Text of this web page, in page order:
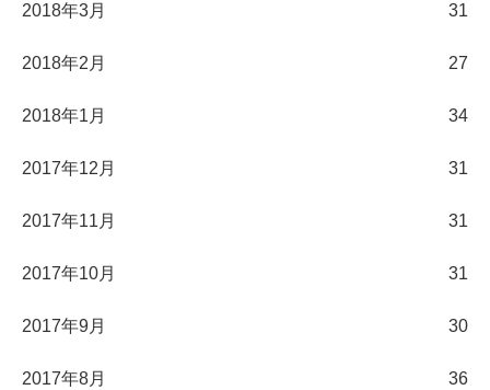
2018年3月 31
2018年2月 27
2018年1月 34
2017年12月 31
2017年11月 31
2017年10月 31
2017年9月 30
2017年8月 36